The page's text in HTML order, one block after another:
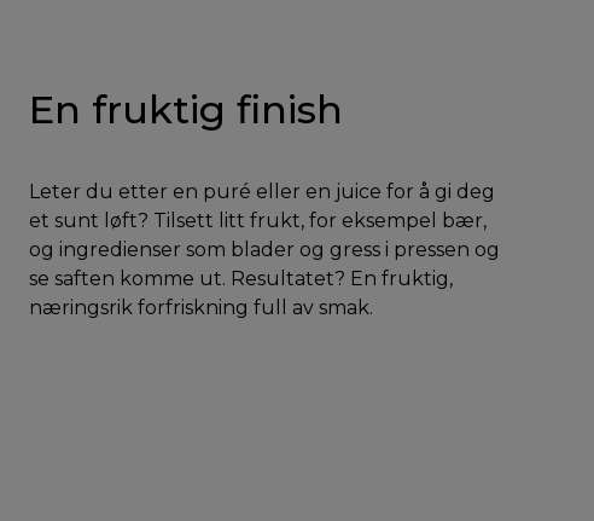
En fruktig finish
Leter du etter en puré eller en juice for å gi deg
et sunt løft? Tilsett litt frukt, for eksempel bær,
og ingredienser som blader og gress i pressen og
se saften komme ut. Resultatet? En fruktig,
næringsrik forfriskning full av smak.